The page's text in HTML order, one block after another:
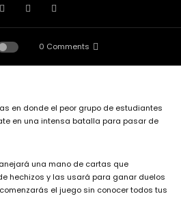
0 Comments
en donde el peor grupo de estudiantes
en una intensa batalla para pasar de
una mano de cartas que
hechizos y las usará para ganar duelos
el juego sin conocer todos tus